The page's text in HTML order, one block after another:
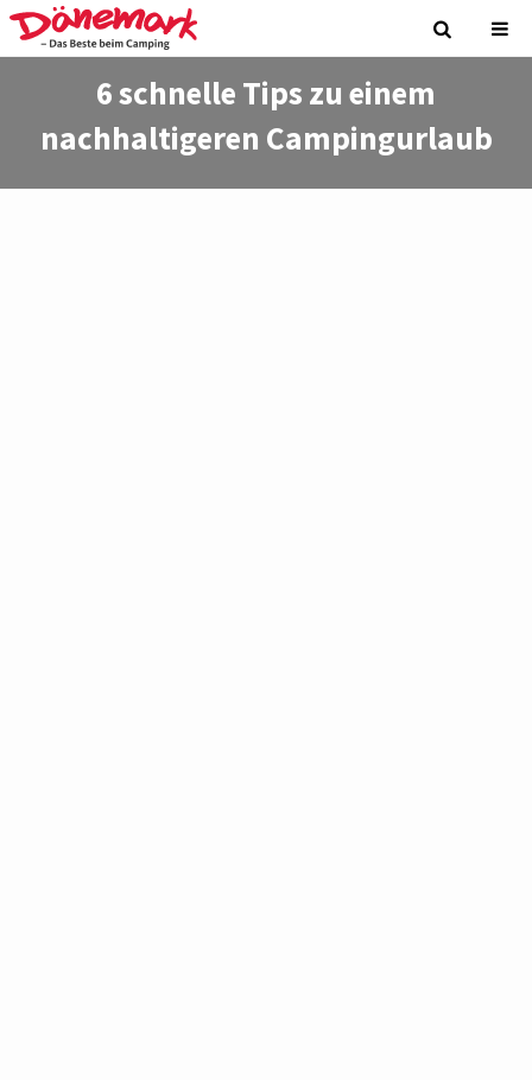
6 schnelle Tips zu einem
nachhaltigeren Campingurlaub